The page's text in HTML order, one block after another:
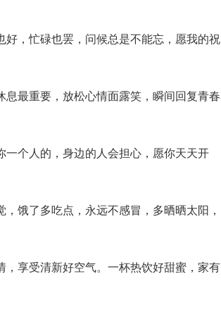
，忙碌也罢，问候总是不能忘，愿我的祝
最重要，放松心情面露笑，瞬间回复青春
个人的，身边的人会担心，愿你天天开
饿了多吃点，永远不感冒，多晒晒太阳，
享受清新好空气。一杯热饮好甜蜜，家有